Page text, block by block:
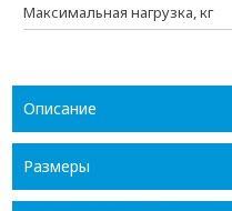
Максимальная нагрузка, кг
Описание
Размеры